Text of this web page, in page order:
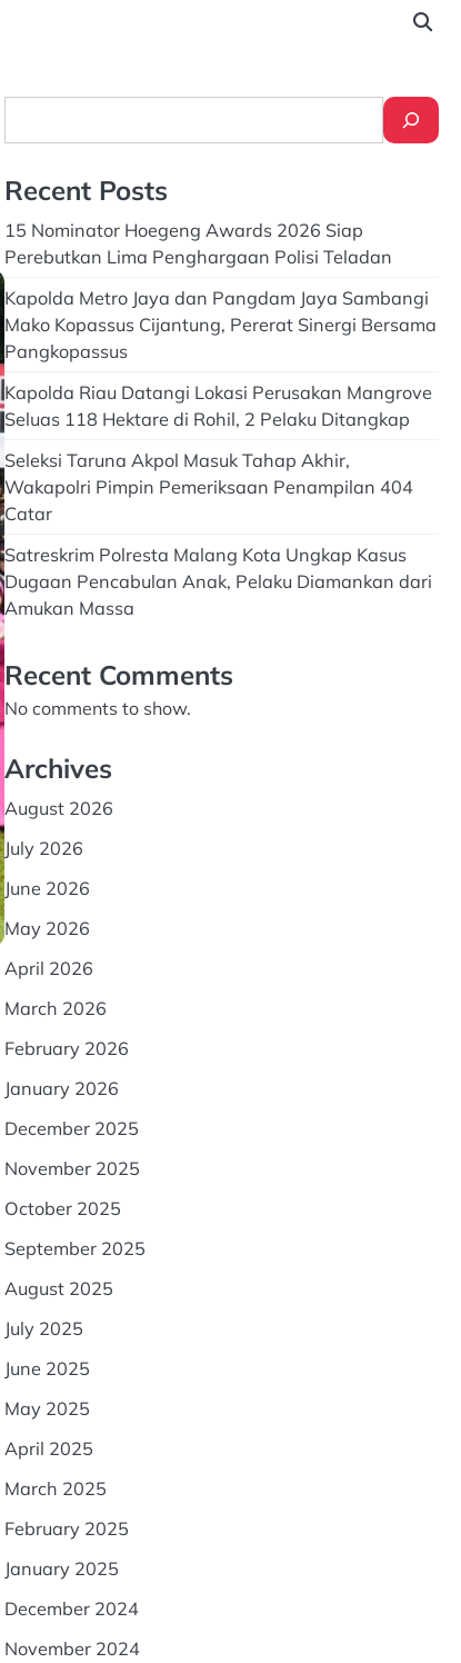
Recent Posts
15 Nominator Hoegeng Awards 2026 Siap
Perebutkan Lima Penghargaan Polisi Teladan
Kapolda Metro Jaya dan Pangdam Jaya Sambangi
Mako Kopassus Cijantung, Pererat Sinergi Bersama
Pangkopassus
Kapolda Riau Datangi Lokasi Perusakan Mangrove
Seluas 118 Hektare di Rohil, 2 Pelaku Ditangkap
Seleksi Taruna Akpol Masuk Tahap Akhir,
Wakapolri Pimpin Pemeriksaan Penampilan 404
Catar
Satreskrim Polresta Malang Kota Ungkap Kasus
Dugaan Pencabulan Anak, Pelaku Diamankan dari
Amukan Massa
Recent Comments
No comments to show.
Archives
August 2026
July 2026
June 2026
May 2026
April 2026
March 2026
February 2026
January 2026
December 2025
November 2025
October 2025
September 2025
August 2025
July 2025
June 2025
May 2025
April 2025
March 2025
February 2025
January 2025
December 2024
November 2024